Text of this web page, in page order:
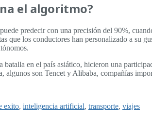
el algoritmo?
predecir con una precisión del 90%,
que los conductores han personalizado a su
batalla en el país asiático, hicieron una
algunos son Tencet y Alibaba, compañías
exito, inteligencia artificial, transporte, viajes